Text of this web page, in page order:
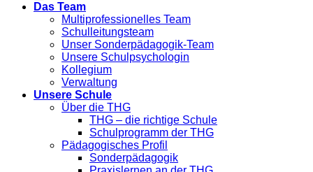
Das Team
Multiprofessionelles Team
Schulleitungsteam
Unser Sonderpädagogik-Team
Unsere Schulpsychologin
Kollegium
Verwaltung
Unsere Schule
Über die THG
THG – die richtige Schule
Schulprogramm der THG
Pädagogisches Profil
Sonderpädagogik